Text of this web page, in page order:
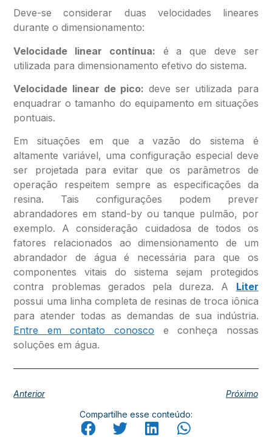
Deve-se considerar duas velocidades lineares
durante o dimensionamento:
Velocidade linear contínua: é a que deve ser
utilizada para dimensionamento efetivo do sistema.
Velocidade linear de pico: deve ser utilizada para
enquadrar o tamanho do equipamento em situações
pontuais.
Em situações em que a vazão do sistema é
altamente variável, uma configuração especial deve
ser projetada para evitar que os parâmetros de
operação respeitem sempre as especificações da
resina. Tais configurações podem prever
abrandadores em stand-by ou tanque pulmão, por
exemplo. A consideração cuidadosa de todos os
fatores relacionados ao dimensionamento de um
abrandador de água é necessária para que os
componentes vitais do sistema sejam protegidos
contra problemas gerados pela dureza. A Liter
possui uma linha completa de resinas de troca iônica
para atender todas as demandas de sua indústria.
Entre em contato conosco e conheça nossas
soluções em água.
Anterior Próximo
Compartilhe esse conteúdo: